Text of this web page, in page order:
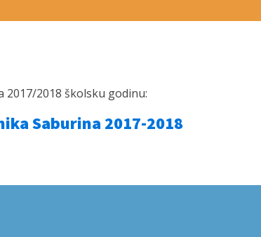
2017/2018 školsku godinu:
Saburina 2017-2018